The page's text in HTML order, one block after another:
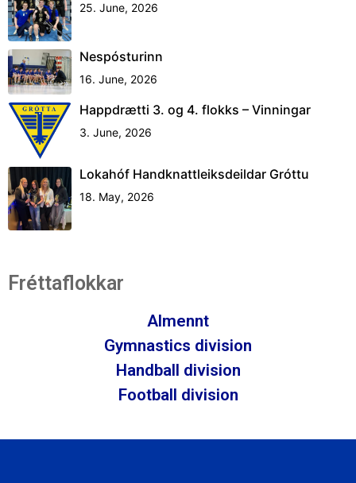
25. June, 2026
Nespósturinn
16. June, 2026
Happdrætti 3. og 4. flokks – Vinningar
3. June, 2026
Lokahóf Handknattleiksdeildar Gróttu
18. May, 2026
Fréttaflokkar
Almennt
Gymnastics division
Handball division
Football division